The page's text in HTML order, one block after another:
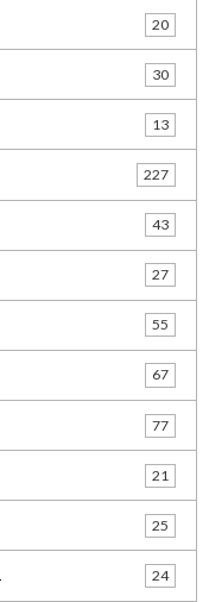
20
30
13
227
43
27
55
67
77
21
25
24